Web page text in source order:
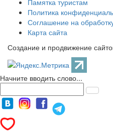
Политика
Соглашение на
Карта сайта
Создание и продвижение
Начните вводить слово...